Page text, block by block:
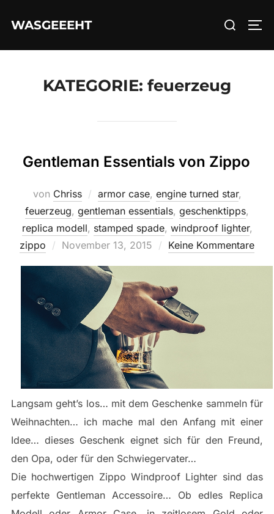
InhaltWASGEEEHT
Suchen
KATEGORIE: feuerzeug
Gentleman Essentials von Zippo
von Chriss armor case, engine turned star,
feuerzeug, gentleman essentials, geschenktipps,
replica modell, stamped spade, windproof lighter,
zippo
Veröffentlicht
November 13, 2015 Keine Kommentare
Langsam geht’s los… mit dem Geschenke sammeln für
Weihnachten… ich mache mal den Anfang mit einer
Idee… dieses Geschenk eignet sich für den Freund,
den Opa, oder für den Schwiegervater…
Die hochwertigen Zippo Windproof Lighter sind das
perfekte Gentleman Accessoire… Ob edles Replica